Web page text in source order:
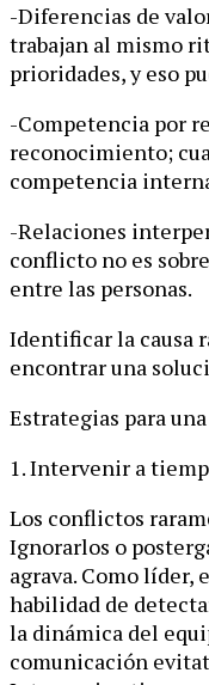
-Diferencias de
trabajan al mismo
prioridades, y eso
-Competencia por
reconocimiento;
competencia
-Relaciones
conflicto no es
entre las personas.
Identificar la causa
encontrar una
Estrategias para
1. Intervenir a
Los conflictos
Ignorarlos o
agrava. Como
habilidad de
la dinámica del
comunicación